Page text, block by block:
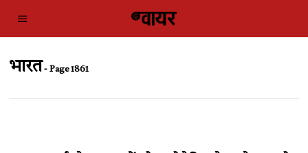
भारत- Page 1861